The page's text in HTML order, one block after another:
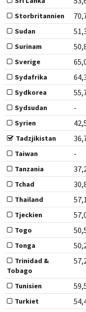
Storbritannien
Sudan
Surinam
Sverige
Sydafrika
Sydkorea
Sydsudan -
Syrien
Tadzjikistan
Taiwan -
Tanzania
Tchad
Thailand
Tjeckien
Togo
Tonga
Trinidad &
Tobago
Tunisien
Turkiet